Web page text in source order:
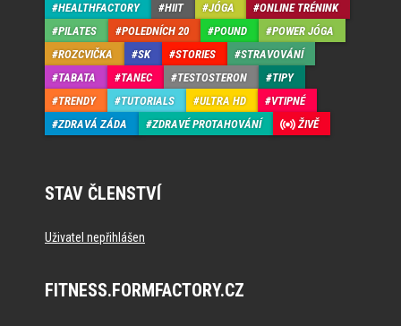
HEALTHFACTORY
HIIT JÓGA
ONLINE TRÉNINK
PILATES
POLEDNÍCH 20 POUND
POWER JÓGA
ROZCVIČKA
SK STORIES
STRAVOVÁNÍ
TABATA
TANEC TESTOSTERON
TIPY
TRENDY
TUTORIALS ULTRA HD
VTIPNÉ
ZDRAVÁ ZÁDA
ZDRAVÉ PROTAHOVÁNÍ ŽIVĚ
STAV ČLENSTVÍ
Uživatel nepřihlášen
FITNESS.FORMFACTORY.CZ